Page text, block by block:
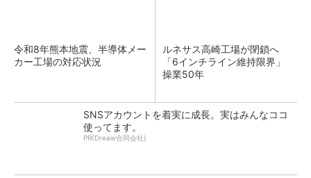
令和8年熊本地震、半導体メー
カー工場の対応状況
ルネサス高崎工場が閉鎖へ
「6インチライン維持限界」
操業50年
SNSアカウントを着実に成長。実はみんなココ
使ってます。
PR(Dreaw合同会社)